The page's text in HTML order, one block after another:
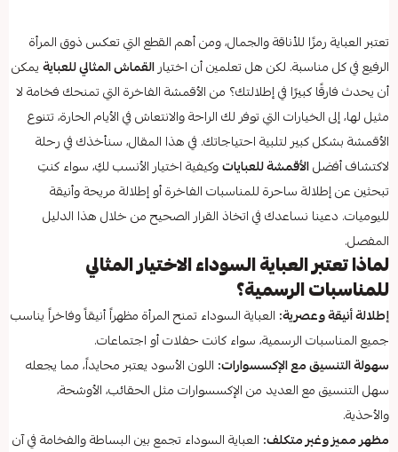
تعتبر العباية رمزًا للأناقة والجمال، ومن أهم القطع التي تعكس ذوق المرأة
الرفيع في كل مناسبة. لكن هل تعلمين أن اختيارالقماش المثالي للعبايةيمكن
أن يحدث فارقًا كبيرًا في إطلالتك؟ من الأقمشة الفاخرة التي تمنحك فخامة لا
مثيل لها، إلى الخيارات التي توفر لك الراحة والانتعاش في الأيام الحارة، تتنوع
الأقمشة بشكل كبير لتلبية احتياجاتك. في هذا المقال، سنأخذك في رحلة
لاكتشاف أفضلالأقمشة للعباياتوكيفية اختيار الأنسب لكِ، سواء كنتِ
تبحثين عن إطلالة ساحرة للمناسبات الفاخرة أو إطلالة مريحة وأنيقة
لليوميات. دعينا نساعدك في اتخاذ القرار الصحيح من خلال هذا الدليل
المفصل.
لماذا تعتبر العباية السوداء الاختيار المثالي
للمناسبات الرسمية؟
إطلالة أنيقة وعصرية: العباية السوداء تمنح المرأة مظهراً أنيقاً وفاخراً يناسب
جميع المناسبات الرسمية، سواء كانت حفلات أو اجتماعات.
سهولة التنسيق مع الإكسسوارات: اللون الأسود يعتبر محايداً، مما يجعله
سهل التنسيق مع العديد من الإكسسوارات مثل الحقائب، الأوشحة،
والأحذية.
مظهر مميز وغير متكلف: العباية السوداء تجمع بين البساطة والفخامة في آن